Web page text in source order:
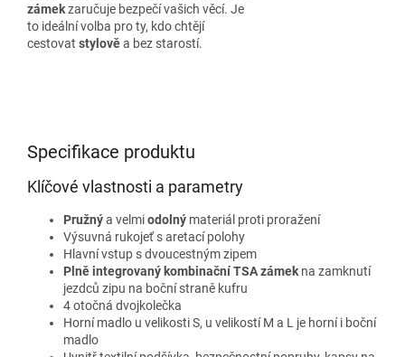
zámekzaručuje bezpečí vašich věcí. Je
to ideální volba pro ty, kdo chtějí
cestovat stylověa bez starostí.
Specifikace produktu
Klíčové vlastnosti a parametry
Pružnýa velmiodolný materiál proti proražení
Výsuvná rukojeť s aretací polohy
Hlavní vstup s dvoucestným zipem
Plně integrovaný kombinační TSA zámek na zamknutí
jezdců zipu na boční straně kufru
4 otočná dvojkolečka
Horní madlo u velikosti S, u velikostí M a L je horní i boční
madlo